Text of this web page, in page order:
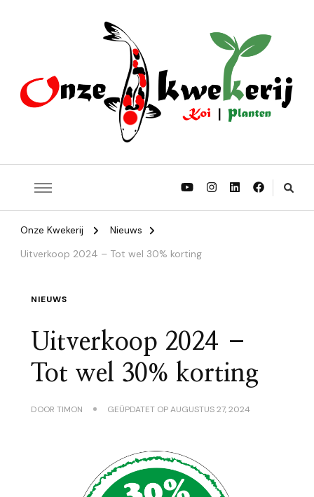
Onze Kwekerij
Nieuws
Uitverkoop 2024 – Tot wel 30% korting
NIEUWS
Uitverkoop 2024 –
Tot wel 30% korting
DOOR TIMON GEÜPDATET OPAUGUSTUS 27, 2024